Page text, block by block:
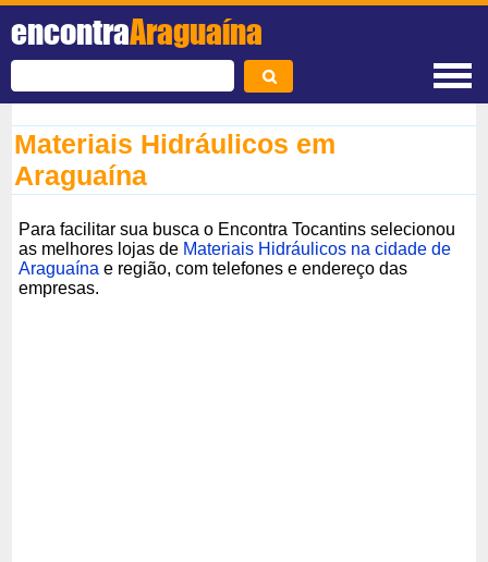
encontraAraguaína
Materiais Hidráulicos em
Araguaína
Para facilitar sua busca o Encontra Tocantins selecionou
as melhores lojas de Materiais Hidráulicos na cidade de
Araguaína e região, com telefones e endereço das
empresas.